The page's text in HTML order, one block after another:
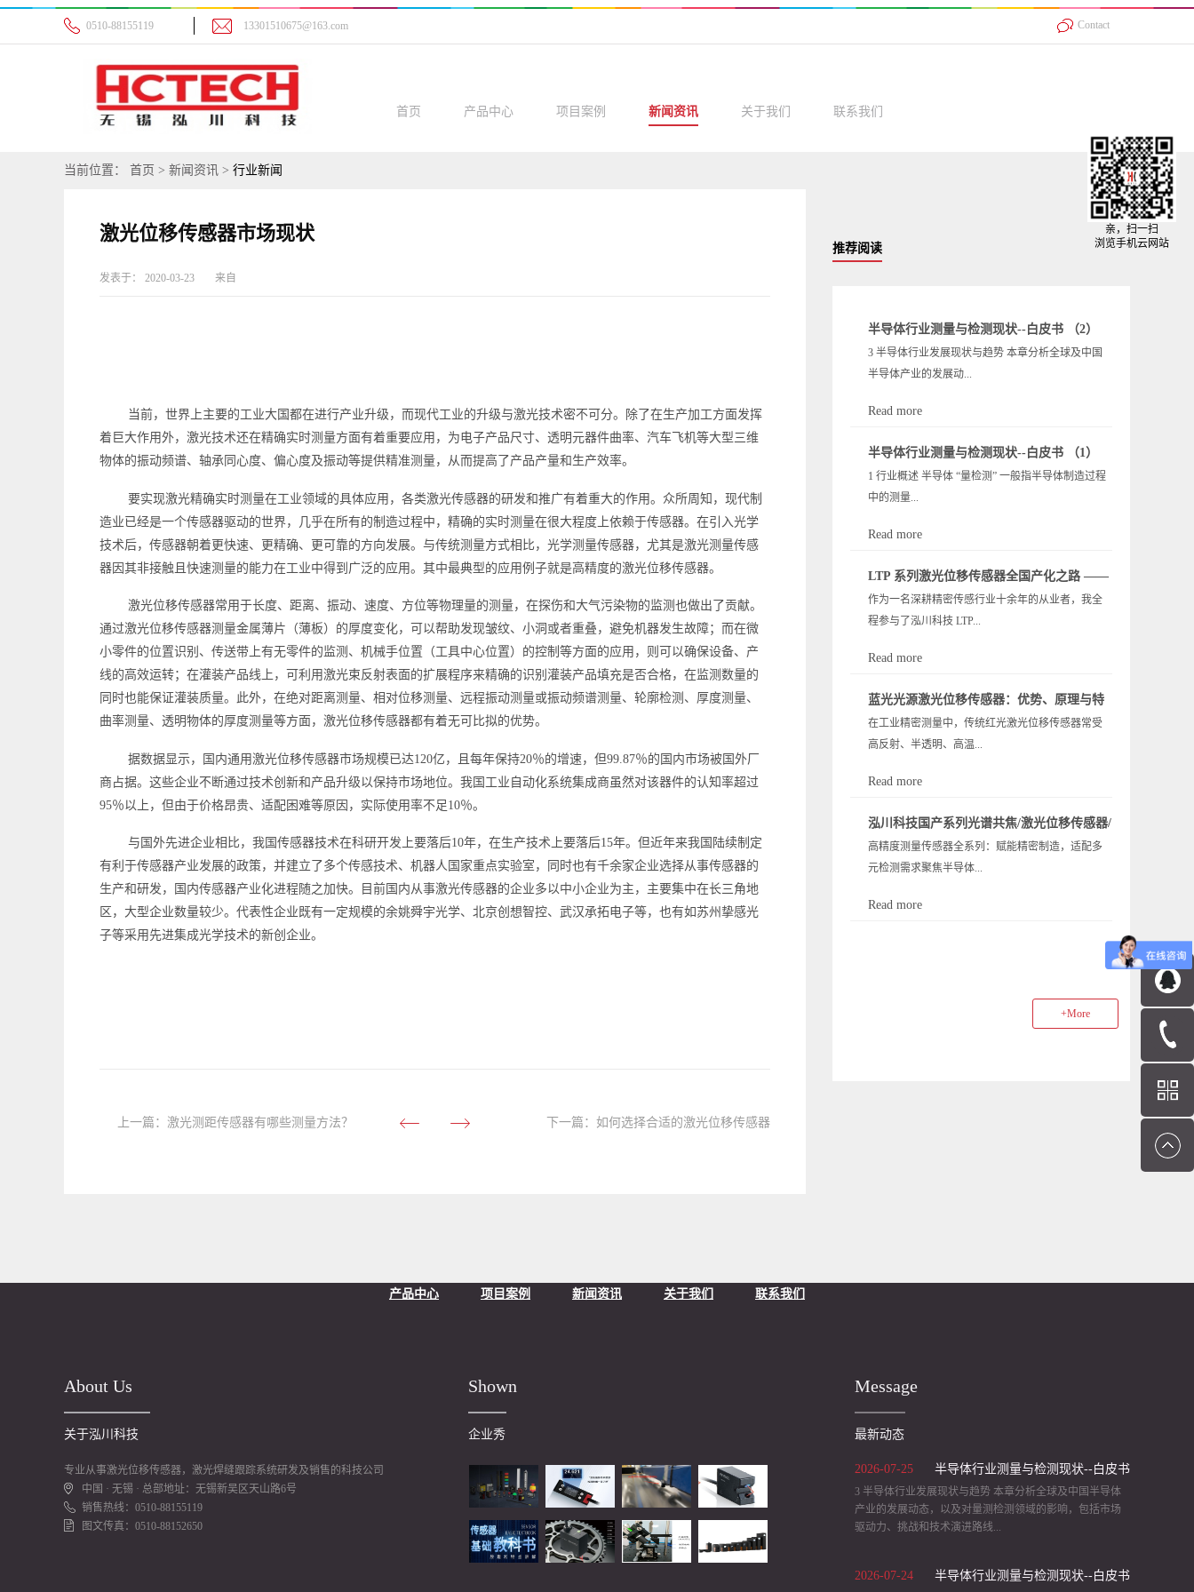
0510-88155119 13301510675@163.com Contact
首页 产品中心 项目案例 新闻资讯 关于我们 联系我们
当前位置： 首页 > 新闻资讯 > 行业新闻
激光位移传感器市场现状
来自
发表于： 2020-03-23
当前，世界上主要的工业大国都在进行产业升级，而现代工业的升级与激光技术密不可分。除了在生产加工方面发挥
着巨大作用外，激光技术还在精确实时测量方面有着重要应用，为电子产品尺寸、透明元器件曲率、汽车飞机等大型三维
物体的振动频谱、轴承同心度、偏心度及振动等提供精准测量，从而提高了产品产量和生产效率。
要实现激光精确实时测量在工业领域的具体应用，各类激光传感器的研发和推广有着重大的作用。众所周知，现代制
造业已经是一个传感器驱动的世界，几乎在所有的制造过程中，精确的实时测量在很大程度上依赖于传感器。在引入光学
技术后，传感器朝着更快速、更精确、更可靠的方向发展。与传统测量方式相比，光学测量传感器，尤其是激光测量传感
器因其非接触且快速测量的能力在工业中得到广泛的应用。其中最典型的应用例子就是高精度的激光位移传感器。
激光位移传感器常用于长度、距离、振动、速度、方位等物理量的测量，在探伤和大气污染物的监测也做出了贡献。
通过激光位移传感器测量金属薄片（薄板）的厚度变化，可以帮助发现皱纹、小洞或者重叠，避免机器发生故障；而在微
小零件的位置识别、传送带上有无零件的监测、机械手位置（工具中心位置）的控制等方面的应用，则可以确保设备、产
线的高效运转；在灌装产品线上，可利用激光束反射表面的扩展程序来精确的识别灌装产品填充是否合格，在监测数量的
同时也能保证灌装质量。此外，在绝对距离测量、相对位移测量、远程振动测量或振动频谱测量、轮廓检测、厚度测量、
曲率测量、透明物体的厚度测量等方面，激光位移传感器都有着无可比拟的优势。
据数据显示，国内通用激光位移传感器市场规模已达120亿，且每年保持20％的增速，但99.87％的国内市场被国外厂
商占据。这些企业不断通过技术创新和产品升级以保持市场地位。我国工业自动化系统集成商虽然对该器件的认知率超过
95％以上，但由于价格昂贵、适配困难等原因，实际使用率不足10％。
与国外先进企业相比，我国传感器技术在科研开发上要落后10年，在生产技术上要落后15年。但近年来我国陆续制定
有利于传感器产业发展的政策，并建立了多个传感技术、机器人国家重点实验室，同时也有千余家企业选择从事传感器的
生产和研发，国内传感器产业化进程随之加快。目前国内从事激光传感器的企业多以中小企业为主，主要集中在长三角地
区，大型企业数量较少。代表性企业既有一定规模的余姚舜宇光学、北京创想智控、武汉承拓电子等，也有如苏州挚感光
子等采用先进集成光学技术的新创企业。
上一篇： 激光测距传感器有哪些测量方法？ 下一篇： 如何选择合适的激光位移传感器
推荐阅读
+More
半导体行业测量与检测现状--白皮书 （2）
3 半导体行业发展现状与趋势 本章分析全球及中国
半导体产业的发展动...
力、挑战和技术演进路线等。 3.1 产业发展现状 全
球与中国市场规模： 受益于 5G、AI、物联网等需求
推动，全球半导体设备市场近年来快速扩张，2019
销售额约 1,063 亿美元，同比下降 1.3%。其中，中
设备）也保持增长：2023 年全球半导体量测和检测
2019-2023 年 CAGR 高达19.1%。中国大陆市场同期
由 16.9 亿美元增至约...
Read more
半导体行业测量与检测现状--白皮书 （1）
1 行业概述 半导体 “量检测” 一般指半导体制造过程
中的测量...
片进行尺寸测量、缺陷检测、测试分析等环节。这
类设备通过精密仪器和软件，在晶圆制造从光刻到
封装的各阶段对关键参数和缺陷进行检测，把控产
芯片制造的“质量保障”命脉。这些设备广泛应用于硅
统可识别光刻中的缺陷、量测线宽和膜厚，在封装
洞等缺陷。 半导体 “量检测” 存在诸多难点，主要体
现在检测精度要求高、检测速度与效率的平衡、缺
陷检测难度大等方面。这些技术难点直接推高了...
Read more
LTP 系列激光位移传感器全国产化之路 ——
从技术依赖到自主可控的心路历程
作为一名深耕精密传感行业十余年的从业者，我全
程参与了泓川科技 LTP...
坚。这段从 “全盘进口” 到 “100% 自主可控” 的历
程，不仅是一款产品的突围，更是中国高端工业传
感器打破封锁、实现自立自强的真实缩影。当前，
对纳米级位移测量的需求呈爆发式增长。而激光三
更面临供应链断供、技术卡脖子的致命风险。在国
坚守与突破，写下的硬核答卷。一、...
Read more
蓝光光源激光位移传感器：优势、原理与特
殊场景解决方案 —— 泓川科技 LTP 系列
405nm 定制方案解析
在工业精密测量中，传统红光激光位移传感器常受
高反射、半透明、高温...
凭借独特物理特性实现突破。以下通过 “一问一答”
形式，详解蓝光传感器的优势、原理构造，并结合
泓川科技 LTP 系列定制方案，看其如何解决特殊环
为红光的 62%（405nm/655nm≈0.62），相同光学系
Read more
泓川科技国产系列光谱共焦/激光位移传感器/
白光干涉测厚产品性能一览
高精度测量传感器全系列：赋能精密制造，适配多
元检测需求聚焦半导体...
度、高适配” 为设计核心，为您的工艺控制与质量检
测提供可靠技术支撑。以下为各产品系列的详细介
Read more
产品中心 项目案例 新闻资讯 关于我们 联系我们
About Us
关于泓川科技
专业从事激光位移传感器，激光焊缝跟踪系统研发及销售的科技公司
中国 · 无锡 · 总部地址：无锡新吴区天山路6号
销售热线：0510-88155119
图文传真：0510-88152650
Shown
企业秀
Message
最新动态
半导体行业测量与检测现状--白皮书
（2）
2026-07-25
3 半导体行业发展现状与趋势 本章分析全球及中国半导体
产业的发展动态，以及对量测检测领域的影响，包括市场
驱动力、挑战和技术演进路线...
等。 3.1 产业发展现状 全球与中国市场规模： 受益于 5G、
半导体行业测量与检测现状--白皮书
2026-07-24
亲，扫一扫
浏览手机云网站